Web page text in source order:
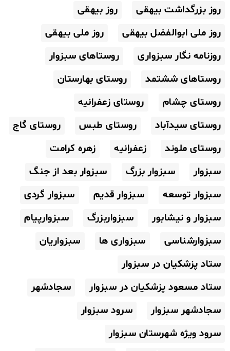
روز بزرگداشت بیهقی
روز بیهقی
روز ملی ابوالفضل بیهقی
روز ملی بیهقی
روزنامه نگار سبزواری
روستاهای سبزوار
روستاهای ششتمد
روستای بهارستان
روستای چشام
روستای زعفرانیه
روستای سیدآباد
روستای طبس
روستای گاج
روستای ملوند
زعفرانیه
زهره کرامت
سبزوار
سبزوار بزرگ
سبزوار بعد از جنگ
سبزوار توسعه
سبزوار قدیم
سبزوار گردی
سبزوار و نیشابور
سبزواربزرگ
سبزوارپیام
سبزوارشناسی
سبزواری ها
سبزواریان
ستاد پزشکیان در سبزوار
ستاد مسعود پزشکیان در سبزوار
سجادشهر
سجادشهر سبزوار
سرود سبزوار
سرود ویژه شهرستان سبزوار